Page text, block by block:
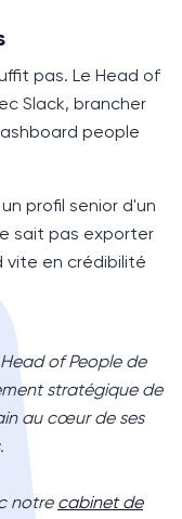
pas. Le Head of
Slack, brancher
people
profil senior d'un
sait pas exporter
vite en crédibilité
of People de
stratégique de
au cœur de ses
notre cabinet de